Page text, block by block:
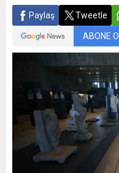
Paylaş Tweetle
ABONE OL